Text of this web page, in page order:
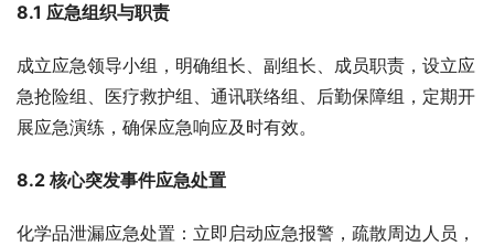
8.1 应急组织与职责
成立应急领导小组，明确组长、副组长、成员职责，设立应
急抢险组、医疗救护组、通讯联络组、后勤保障组，定期开
展应急演练，确保应急响应及时有效。
8.2 核心突发事件应急处置
化学品泄漏应急处置：立即启动应急报警，疏散周边人员，